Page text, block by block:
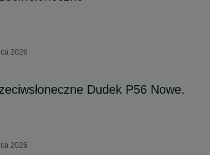
2026
Dudek P56 Nowe.
2026